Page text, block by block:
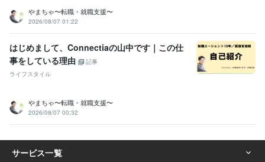
やまちゃ〜転職・就職支援〜
2026/08/07 01:22
はじめまして、Connectiaの山中です｜この仕
事をしている理由
記事
ライフスタイル
やまちゃ〜転職・就職支援〜
2026/08/07 00:32